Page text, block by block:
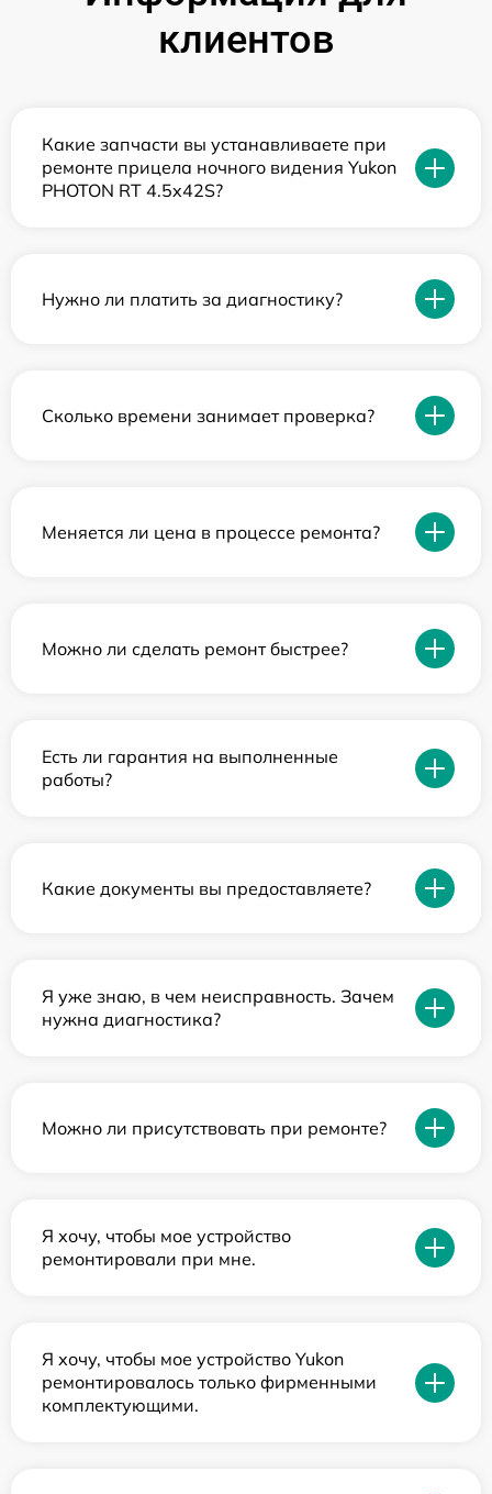
клиентов
Какие запчасти вы устанавливаете при
ремонте прицела ночного видения Yukon
PHOTON RT 4.5x42S?
Нужно ли платить за диагностику?
Сколько времени занимает проверка?
Меняется ли цена в процессе ремонта?
Можно ли сделать ремонт быстрее?
Есть ли гарантия на выполненные
работы?
Какие документы вы предоставляете?
Я уже знаю, в чем неисправность. Зачем
нужна диагностика?
Можно ли присутствовать при ремонте?
Я хочу, чтобы мое устройство
ремонтировали при мне.
Я хочу, чтобы мое устройство Yukon
ремонтировалось только фирменными
комплектующими.